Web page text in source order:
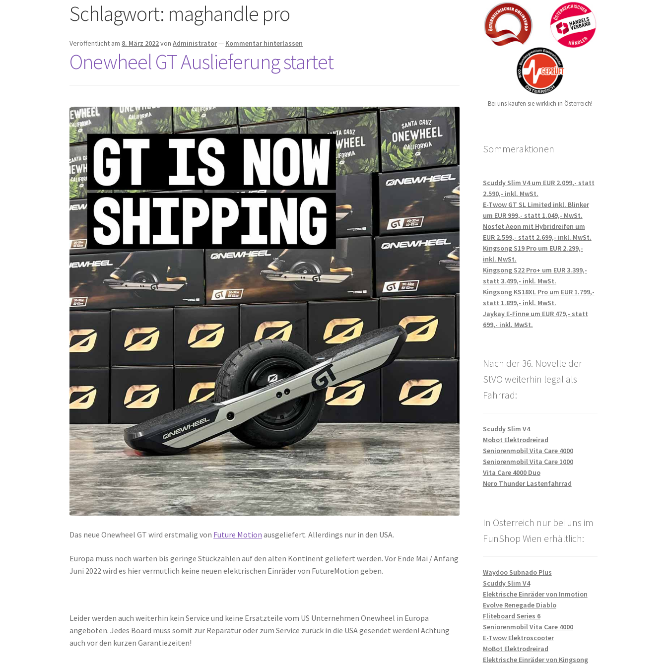
Schlagwort: maghandle pro
Veröffentlicht am 8. März 2022vonAdministrator— Kommentar hinterlassen
Onewheel GT Auslieferung startet
Das neue Onewheel GT wird erstmalig von Future Motion ausgeliefert. Allerdings nur in den USA.
Europa muss noch warten bis geringe Stückzahlen auf den alten Kontinent geliefert werden. Vor Ende Mai / Anfang
Juni 2022 wird es hier vermutlich keine neuen elektrischen Einräder von FutureMotion geben.
Leider werden auch weiterhin kein Service und keine Ersatzteile vom US Unternehmen Onewheel in Europa
angeboten. Jedes Board muss somit zur Reparatur oder zum Service zurück in die USA gesendet werden! Achtung
auch vor den kurzen Garantiezeiten!
Bei uns kaufen sie wirklich in Österreich!
Sommeraktionen
Scuddy Slim V4 um EUR 2.099,- statt
2.590,- inkl. MwSt.
E-Twow GT SL Limited inkl. Blinker
um EUR 999,- statt 1.049,- MwSt.
Nosfet Aeon mit Hybridreifen um
EUR 2.599,- statt 2.699,- inkl. MwSt.
Kingsong S19 Pro um EUR 2.299,-
inkl. MwSt.
Kingsong S22 Pro+ um EUR 3.399,-
statt 3.499,- inkl. MwSt.
Kingsong KS18XL Pro um EUR 1.799,-
statt 1.899,- inkl. MwSt.
Jaykay E-Finne um EUR 479,- statt
699,- inkl. MwSt.
Nach der 36. Novelle der
StVO weiterhin legal als
Fahrrad:
Scuddy Slim V4
Mobot Elektrodreirad
Seniorenmobil Vita Care 4000
Seniorenmobil Vita Care 1000
Vita Care 4000 Duo
Nero Thunder Lastenfahrrad
In Österreich nur bei uns im
FunShop Wien erhältlich:
Waydoo Subnado Plus
Scuddy Slim V4
Elektrische Einräder von Inmotion
Evolve Renegade Diablo
Fliteboard Series 6
Seniorenmobil Vita Care 4000
E-Twow Elektroscooter
MoBot Elektrodreirad
Elektrische Einräder von Kingsong